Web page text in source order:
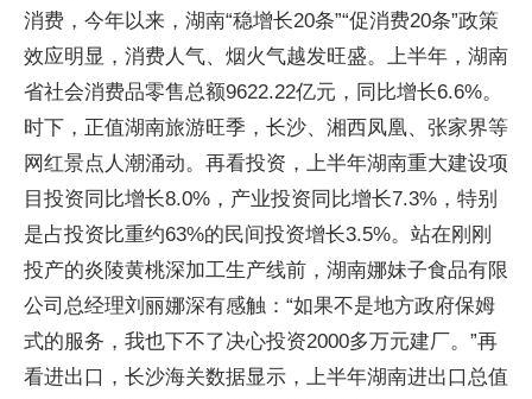
消费，今年以来，湖南“稳增长20条”“促消费20条”政策
效应明显，消费人气、烟火气越发旺盛。上半年，湖南
省社会消费品零售总额9622.22亿元，同比增长6.6%。
时下，正值湖南旅游旺季，长沙、湘西凤凰、张家界等
网红景点人潮涌动。再看投资，上半年湖南重大建设项
目投资同比增长8.0%，产业投资同比增长7.3%，特别
是占投资比重约63%的民间投资增长3.5%。站在刚刚
投产的炎陵黄桃深加工生产线前，湖南娜妹子食品有限
公司总经理刘丽娜深有感触：“如果不是地方政府保姆
式的服务，我也下不了决心投资2000多万元建厂。”再
看进出口，长沙海关数据显示，上半年湖南进出口总值